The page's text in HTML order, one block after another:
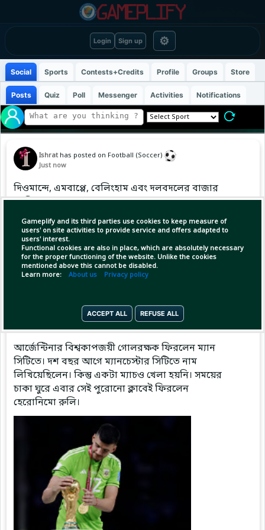
Login Sign up ⚙
Gameplify and its third parties use cookies to keep measure of
users' on site activities to provide service and offers adapted to
users' interest.
Functional cookies are also in place, which are absolutely necessary
for the proper functioning of the website. Unlike the cookies
mentioned above this cannot be disabled.
Learn more: About us Privacy policy
ACCEPT ALL REFUSE ALL
Social Sports Contests+Credits Profile Groups Store
Posts Quiz Poll Messenger Activities Notifications
Ishrat has posted on Football (Soccer)
Just now
দিওমান্দে, এমবাপ্পে, বেলিংহাম এবং দলবদলের বাজার
কাঁপিয়ে দেওয়া তরুণেরা
Copy Link
has posted
আর্জেন্টিনার বিশ্বকাপজয়ী গোলরক্ষক ফিরলেন ম্যান
সিটিতে। দশ বছর আগে ম্যানচেস্টার সিটিতে নাম
লিখিয়েছিলেন। কিন্তু একটা ম্যাচও খেলা হয়নি। সময়ের
চাকা ঘুরে এবার সেই পুরোনো ক্লাবেই ফিরলেন
হেরোনিমো রুলি।